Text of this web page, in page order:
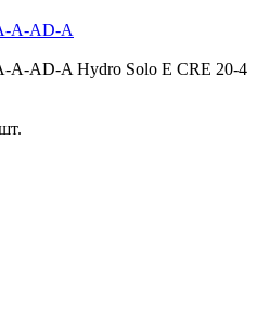
A-AD-A
A-AD-A Hydro Solo E CRE 20-4